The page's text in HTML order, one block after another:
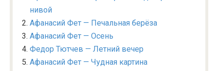
нивой
Афанасий Фет — Печальная берёза
Афанасий Фет — Осень
Федор Тютчев — Летний вечер
Афанасий Фет — Чудная картина